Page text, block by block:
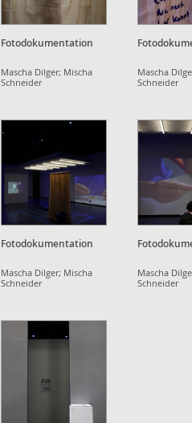
Fotodokumentation
Mascha Dilger; Mischa
Schneider
Mascha
Schneider
Fotodokumentation
Mascha Dilger; Mischa
Schneider
Mascha
Schneider